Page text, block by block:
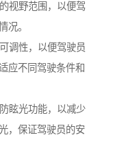
视野范围，以便驾
况。
调性，以便驾驶员
应不同驾驶条件和
眩光功能，以减少
，保证驾驶员的安